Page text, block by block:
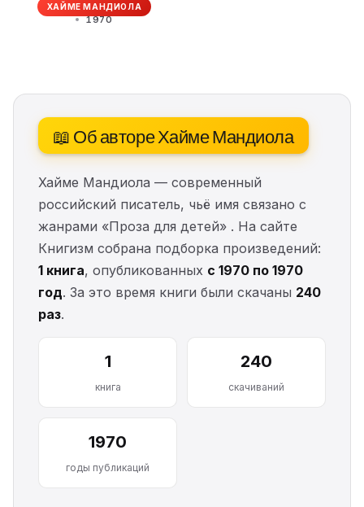
ХАЙМЕ МАНДИОЛА
1970
📖 Об авторе Хайме Мандиола
Хайме Мандиола — современный
российский писатель, чьё имя связано с
жанрами «Проза для детей» . На сайте
Книгизм собрана подборка произведений:
1 книга, опубликованных с 1970 по 1970
год. За это время книги были скачаны 240
раз.
1
книга
240
скачиваний
1970
годы публикаций